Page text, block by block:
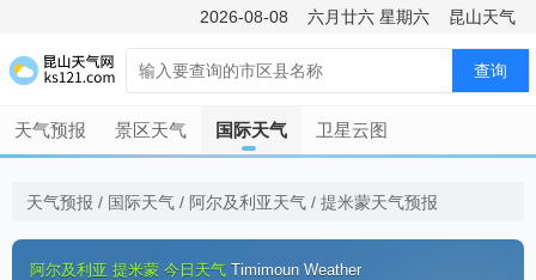
2026-08-08 六月廿六 星期六 昆山天气
查询
天气预报 景区天气 国际天气 卫星云图
天气预报 / 国际天气 / 阿尔及利亚天气 / 提米蒙天气预报
阿尔及利亚 提米蒙 今日天气 Timimoun Weather